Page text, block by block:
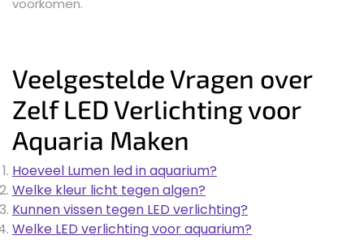
Veelgestelde Vragen over
Zelf LED Verlichting voor
Aquaria Maken
Hoeveel Lumen led in aquarium?
Welke kleur licht tegen algen?
Kunnen vissen tegen LED verlichting?
Welke LED verlichting voor aquarium?